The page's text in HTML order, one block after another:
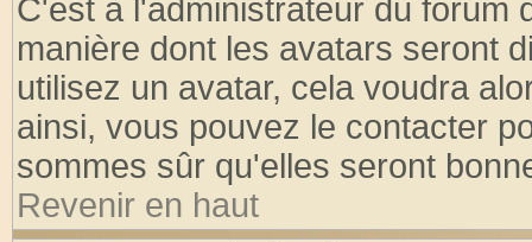
C'est à l'administrateur du forum
manière dont les avatars seront
utilisez un avatar, cela voudra
ainsi, vous pouvez le contacter
sommes sûr qu'elles seront
Revenir en haut